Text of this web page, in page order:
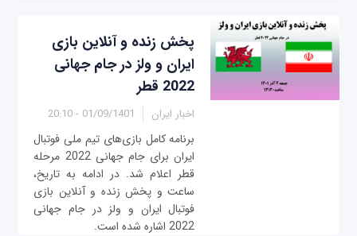
پخش زنده و آنلاین بازی‌
ایران و ولز در جام جهانی
2022 قطر
اخبار ایران 01/09/1401 - 20:10
برنامه کامل بازی‌‌های تیم ملی فوتبال
ایران برای جام جهانی 2022 مرحله
قطر اعلام شد. در ادامه به تاریخ،
ساعت و پخش زنده و آنلاین بازی
فوتبال ایران و ولز در جام جهانی
2022 اشاره شده است.